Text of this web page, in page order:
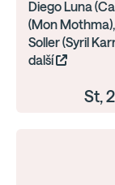
Diego Luna
(Mon
Soller (Syril
další
St,